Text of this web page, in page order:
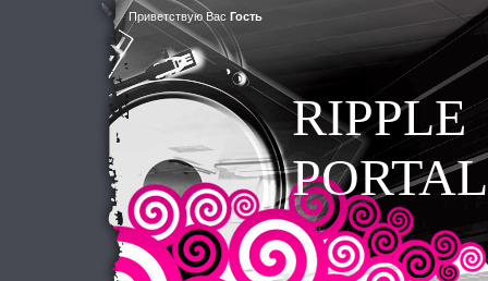
Приветствую Вас Гость
RIPPLE
PORTAL